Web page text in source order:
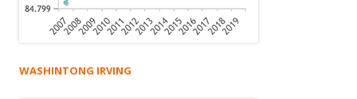
WASHINTONG IRVING